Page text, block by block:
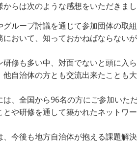
らは次のような感想をいただきまし
グループ討議を通じて参加団体の取
において、知っておかねばならな
研修も多い中、対面でないと頭に
自治体の方とも交流出来たことも
は、全国から96名の方にご参加いただ
とや研修を通して築かれたネットワ
、今後も地方自治体が抱える課題解